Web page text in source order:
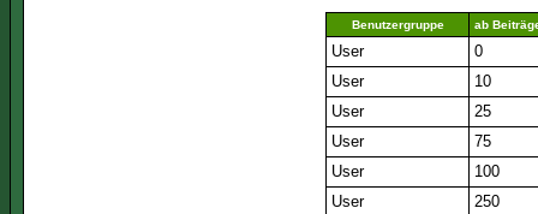
Benutzergruppe ab
User
0
User
10
User
25
User
75
User
100
User
250